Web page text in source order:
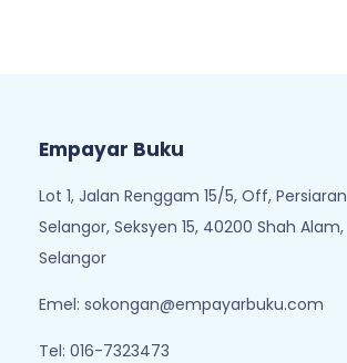
Empayar Buku
Lot 1, Jalan Renggam 15/5, Off, Persiaran
Selangor, Seksyen 15, 40200 Shah Alam,
Selangor
Emel: sokongan@empayarbuku.com
Tel: 016-7323473